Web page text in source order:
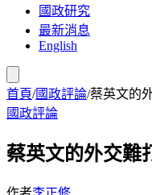
國政研究
最新消息
English
首頁/國政評論/蔡英文的
國政評論
蔡英文的外交難